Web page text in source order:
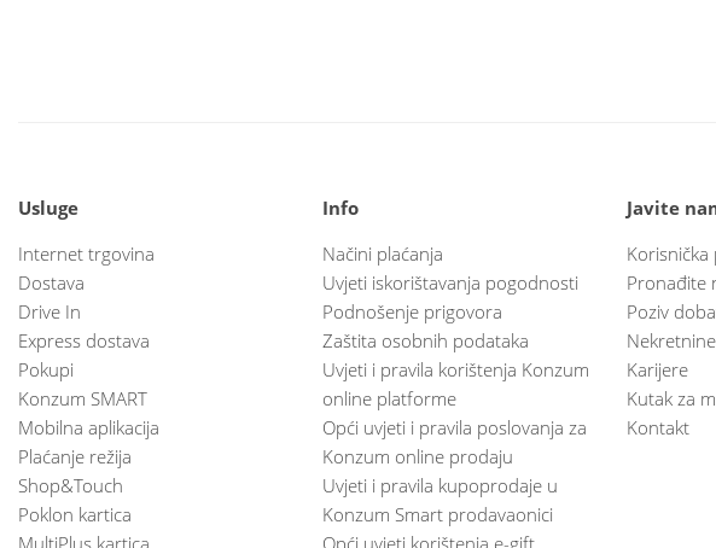
Usluge
Internet trgovina
Dostava
Drive In
Express dostava
Pokupi
Konzum SMART
Mobilna aplikacija
Plaćanje režija
Shop&Touch
Poklon kartica
MultiPlus kartica
Info
Načini plaćanja
Uvjeti iskorištavanja pogodnosti
Podnošenje prigovora
Zaštita osobnih podataka
Uvjeti i pravila korištenja Konzum
online platforme
Opći uvjeti i pravila poslovanja za
Konzum online prodaju
Uvjeti i pravila kupoprodaje u
Konzum Smart prodavaonici
Opći uvjeti korištenja e-gift
Javite
Korisnička
Pronađite
Poziv
Karijere
Kutak za
Kontakt